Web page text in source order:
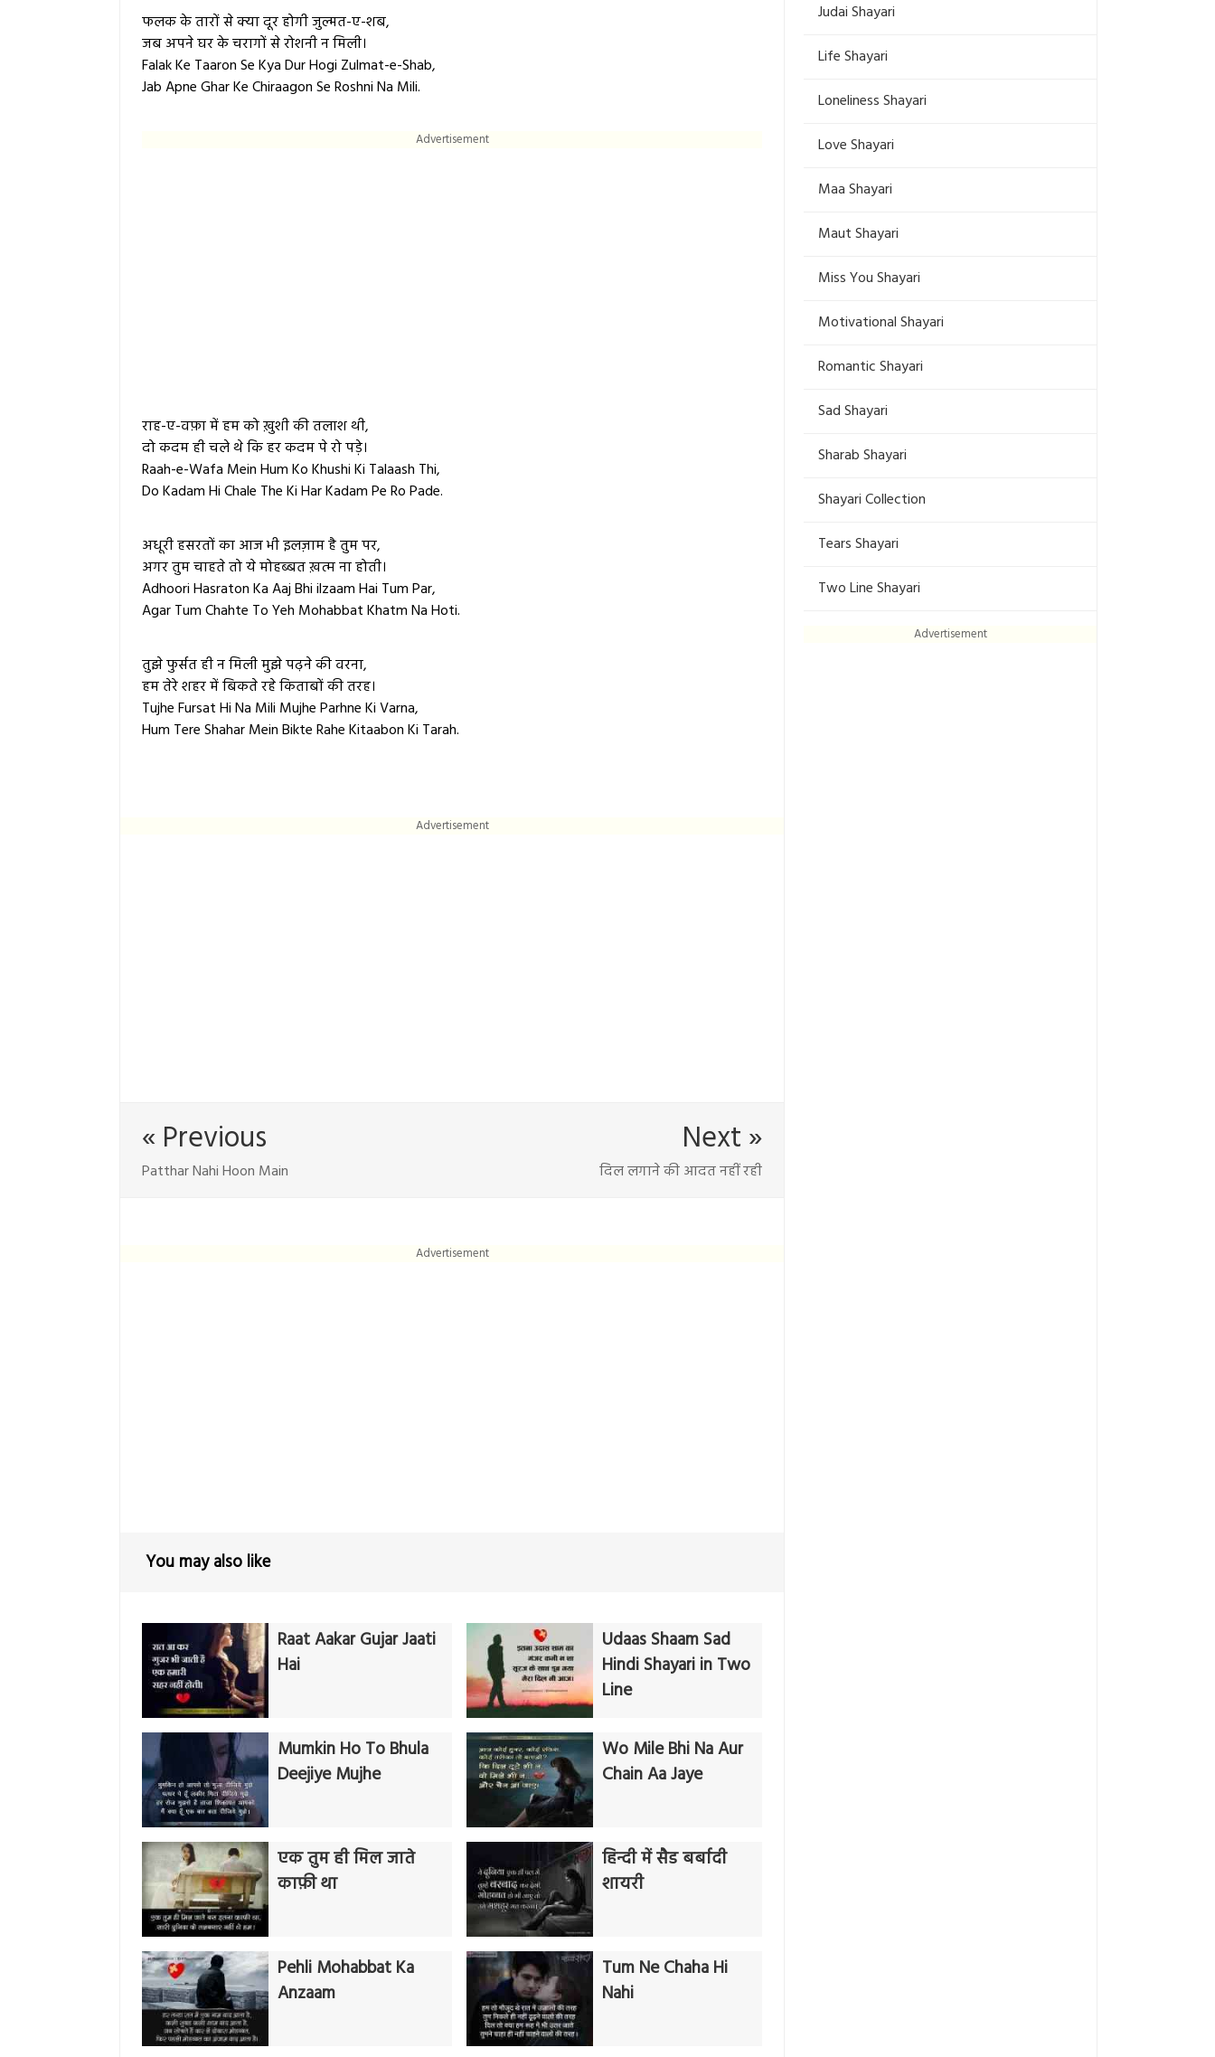
फलक के तारों से क्या दूर होगी जुल्मत-ए-शब,
जब अपने घर के चरागों से रोशनी न मिली।
Falak Ke Taaron Se Kya Dur Hogi Zulmat-e-Shab,
Jab Apne Ghar Ke Chiraagon Se Roshni Na Mili.
Advertisement
राह-ए-वफ़ा में हम को ख़ुशी की तलाश थी,
दो कदम ही चले थे कि हर कदम पे रो पड़े।
Raah-e-Wafa Mein Hum Ko Khushi Ki Talaash Thi,
Do Kadam Hi Chale The Ki Har Kadam Pe Ro Pade.
अधूरी हसरतों का आज भी इलज़ाम है तुम पर,
अगर तुम चाहते तो ये मोहब्बत ख़त्म ना होती।
Adhoori Hasraton Ka Aaj Bhi ilzaam Hai Tum Par,
Agar Tum Chahte To Yeh Mohabbat Khatm Na Hoti.
तुझे फुर्सत ही न मिली मुझे पढ़ने की वरना,
हम तेरे शहर में बिकते रहे किताबों की तरह।
Tujhe Fursat Hi Na Mili Mujhe Parhne Ki Varna,
Hum Tere Shahar Mein Bikte Rahe Kitaabon Ki Tarah.
Advertisement
Next »
दिल लगाने की आदत नहीं रही
« Previous
Patthar Nahi Hoon Main
Advertisement
You may also like
Raat Aakar Gujar Jaati
Hai
Udaas Shaam Sad
Hindi Shayari in Two
Line
Mumkin Ho To Bhula
Deejiye Mujhe
Wo Mile Bhi Na Aur
Chain Aa Jaye
एक तुम ही मिल जाते
काफ़ी था
हिन्दी में सैड बर्बादी
शायरी
Pehli Mohabbat Ka
Anzaam
Tum Ne Chaha Hi
Nahi
Judai Shayari
Life Shayari
Loneliness Shayari
Love Shayari
Maa Shayari
Maut Shayari
Miss You Shayari
Motivational Shayari
Romantic Shayari
Sad Shayari
Sharab Shayari
Shayari Collection
Tears Shayari
Two Line Shayari
Advertisement